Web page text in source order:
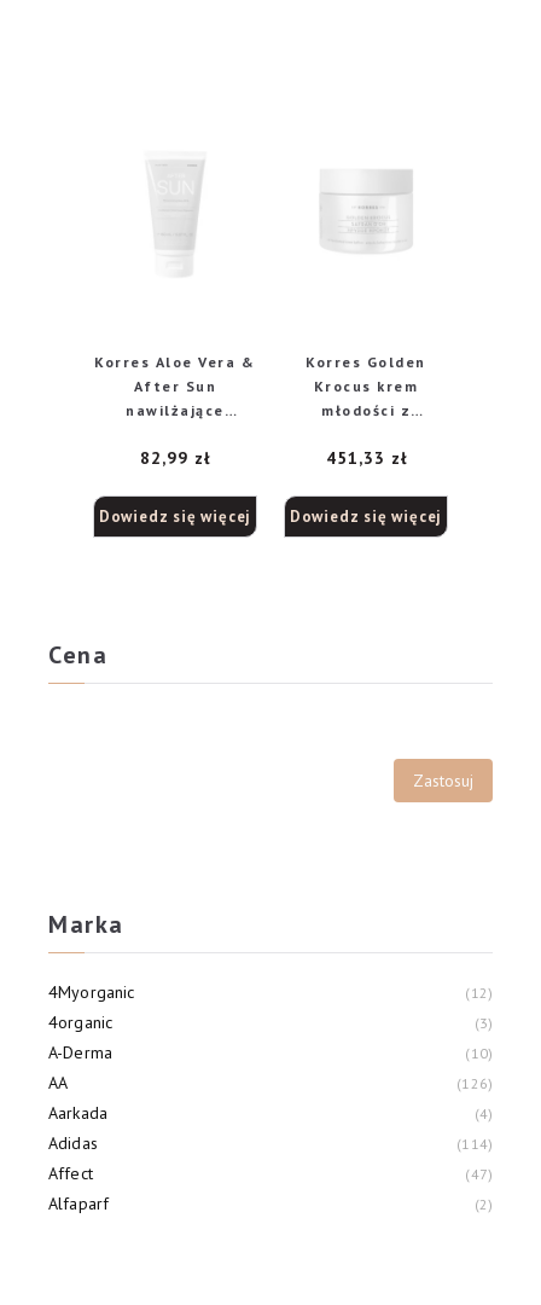
Korres Aloe Vera &
After Sun
nawilżające
opalaniu, 150 ml
82,99 zł
Dowiedz się więcej
Korres Golden
Krocus krem
młodości z
451,33 zł
Dowiedz się więcej
Cena
Marka
4Myorganic 12
4organic 3
A-Derma 10
AA 126
Aarkada 4
Adidas 114
Affect 47
Alfaparf 2